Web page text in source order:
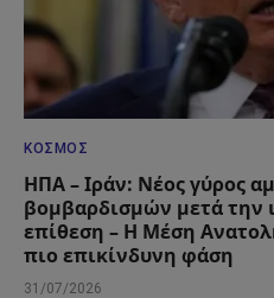
ΚΌΣΜΟΣ
ΗΠΑ – Ιράν: Νέος γύρος
βομβαρδισμών μετά την
επίθεση – Η Μέση
πιο επικίνδυνη φάση
31/07/2026